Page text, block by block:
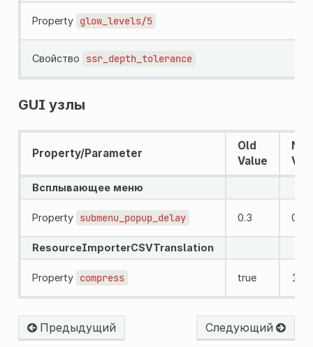
Property glow_levels/5
Свойство ssr_depth_tolerance
GUI узлы
Property/Parameter
Old
Value
Всплывающее меню
Property submenu_popup_delay 0.3 0.2
ResourceImporterCSVTranslation
Property compress true 1
Предыдущий Следующий